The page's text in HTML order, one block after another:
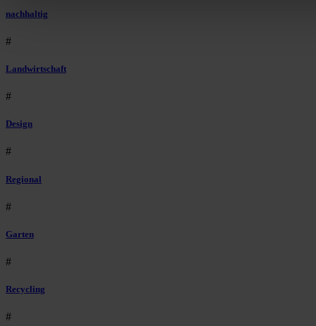
nachhaltig
#
Landwirtschaft
#
Design
#
Regional
#
Garten
#
Recycling
#